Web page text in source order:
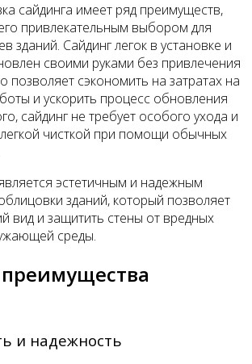
сайдинга имеет ряд преимуществ,
привлекательным выбором для
зданий. Сайдинг легок в установке и
своими руками без привлечения
позволяет сэкономить на затратах на
и ускорить процесс обновления
сайдинг не требует особого ухода и
чисткой при помощи обычных
эстетичным и надежным
зданий, который позволяет
вид и защитить стены от вредных
среды.
и надежность